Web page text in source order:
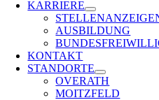
KARRIERE
AUSBILDUNG
KONTAKT
STANDORTE
OVERATH
MOITZFELD